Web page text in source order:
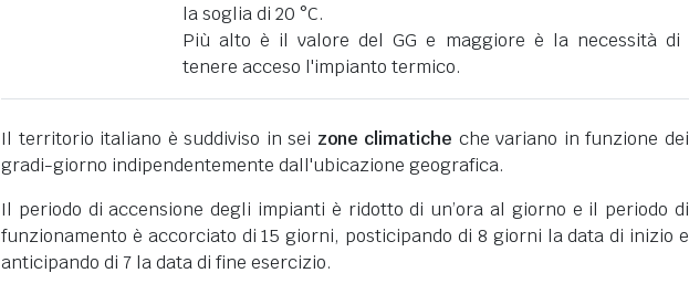
la soglia di 20 °C.
Più alto è il valore del GG e maggiore è la necessità di
tenere acceso l'impianto termico.
Il territorio italiano è suddiviso in sei zone climatiche che variano in funzione dei
gradi-giorno indipendentemente dall'ubicazione geografica.
Il periodo di accensione degli impianti è ridotto di un’ora al giorno e il periodo di
funzionamento è accorciato di 15 giorni, posticipando di 8 giorni la data di inizio e
anticipando di 7 la data di fine esercizio.